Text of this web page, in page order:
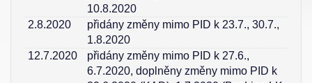
10.8.2020
2.8.2020
přidány změny mimo PID k 23.7., 30.7.,
1.8.2020
12.7.2020
přidány změny mimo PID k 27.6.,
6.7.2020, doplněny změny mimo PID k